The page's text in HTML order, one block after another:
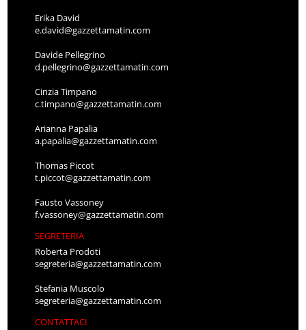
Erika David
e.david@gazzettamatin.com
Davide Pellegrino
d.pellegrino@gazzettamatin.com
Cinzia Timpano
c.timpano@gazzettamatin.com
Arianna Papalia
a.papalia@gazzettamatin.com
Thomas Piccot
t.piccot@gazzettamatin.com
Fausto Vassoney
f.vassoney@gazzettamatin.com
SEGRETERIA
Roberta Prodoti
segreteria@gazzettamatin.com
Stefania Muscolo
segreteria@gazzettamatin.com
CONTATTACI